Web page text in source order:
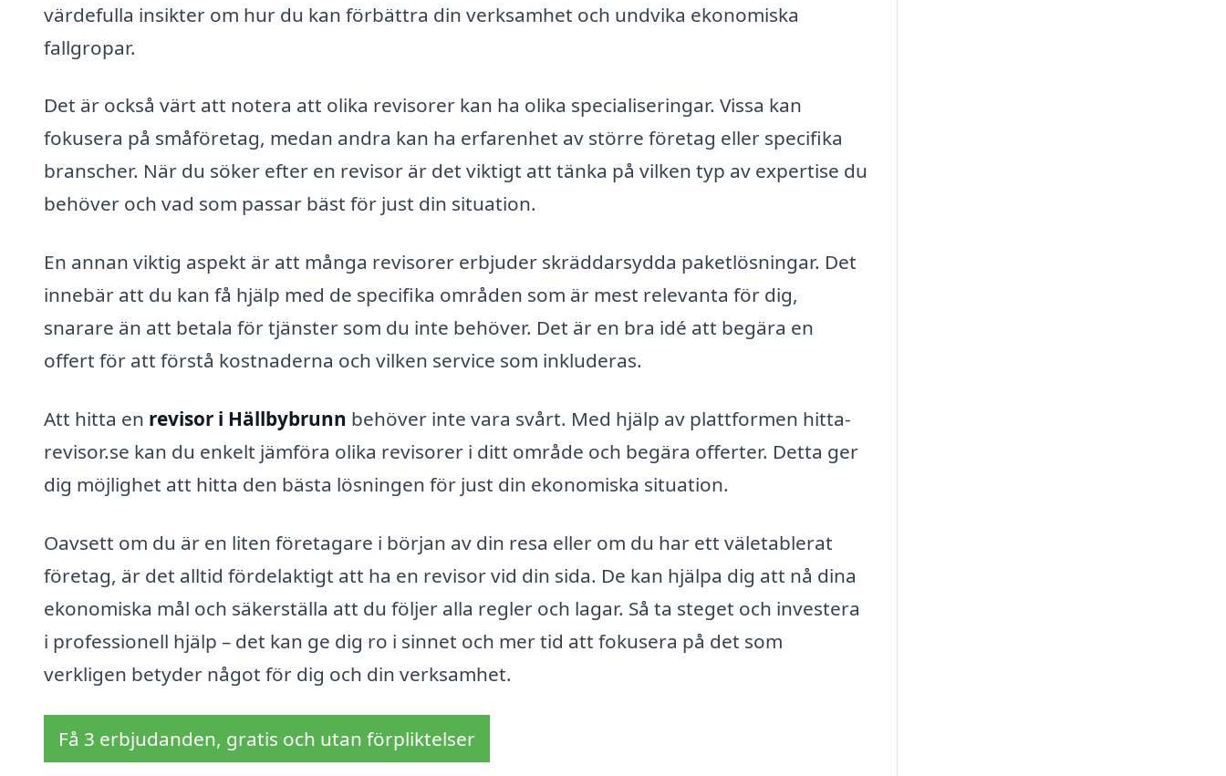
värdefulla insikter om hur du kan förbättra din verksamhet och undvika ekonomiska
fallgropar.
Det är också värt att notera att olika revisorer kan ha olika specialiseringar. Vissa kan
fokusera på småföretag, medan andra kan ha erfarenhet av större företag eller specifika
branscher. När du söker efter en revisor är det viktigt att tänka på vilken typ av expertise du
behöver och vad som passar bäst för just din situation.
En annan viktig aspekt är att många revisorer erbjuder skräddarsydda paketlösningar. Det
innebär att du kan få hjälp med de specifika områden som är mest relevanta för dig,
snarare än att betala för tjänster som du inte behöver. Det är en bra idé att begära en
offert för att förstå kostnaderna och vilken service som inkluderas.
Att hitta en revisor i Hällbybrunn behöver inte vara svårt. Med hjälp av plattformen hitta-
revisor.se kan du enkelt jämföra olika revisorer i ditt område och begära offerter. Detta ger
dig möjlighet att hitta den bästa lösningen för just din ekonomiska situation.
Oavsett om du är en liten företagare i början av din resa eller om du har ett väletablerat
företag, är det alltid fördelaktigt att ha en revisor vid din sida. De kan hjälpa dig att nå dina
ekonomiska mål och säkerställa att du följer alla regler och lagar. Så ta steget och investera
i professionell hjälp – det kan ge dig ro i sinnet och mer tid att fokusera på det som
verkligen betyder något för dig och din verksamhet.
Få 3 erbjudanden, gratis och utan förpliktelser